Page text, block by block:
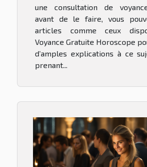
une consultation de
avant de le faire, vous
articles comme ceux
Voyance Gratuite Horoscope
d’amples explications à ce
prenant...